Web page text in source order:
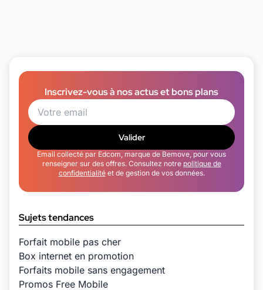
Inscrivez-vous à nos actus et bons plans
Valider
Email collecté par Edcom, marque de Bemove, pour vous
renseigner sur des offres. Consultez notre politique de
confidentialitéet de gestion de vos données.
Sujets tendances
Forfait mobile pas cher
Box internet en promotion
Forfaits mobile sans engagement
Promos Free Mobile